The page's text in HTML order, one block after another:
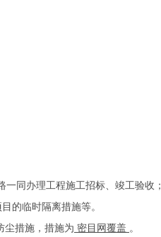
一同办理工程施工招标、竣工验收；
的临时隔离措施等。
尘措施，措施为 密目网覆盖 。